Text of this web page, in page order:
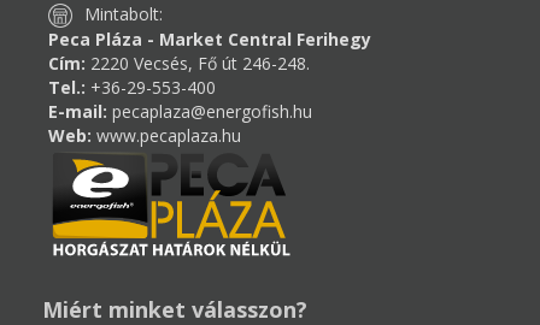
Mintabolt:
Peca Pláza - Market Central Ferihegy
Cím: 2220 Vecsés, Fő út 246-248.
Tel.: +36-29-553-400
E-mail: pecaplaza@energofish.hu
Web: www.pecaplaza.hu
Miért minket válasszon?